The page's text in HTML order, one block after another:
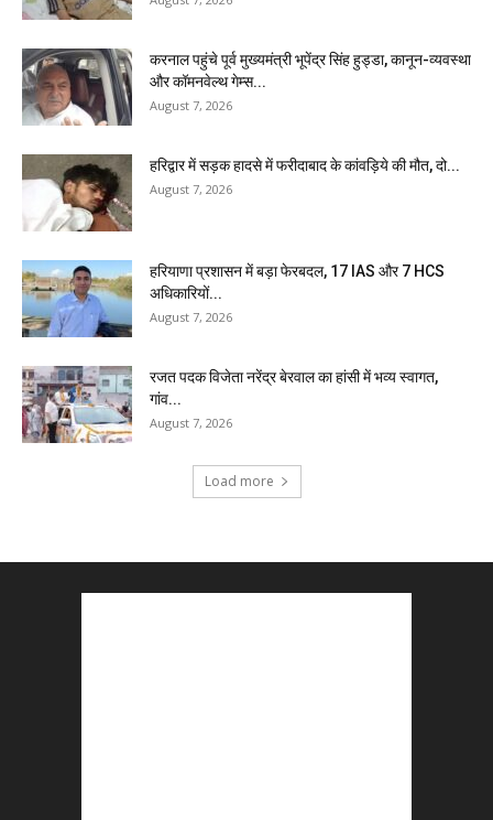
करनाल पहुंचे पूर्व मुख्यमंत्री भूपेंद्र सिंह हुड्डा, कानून-व्यवस्था
और कॉमनवेल्थ गेम्स...
August 7, 2026
हरिद्वार में सड़क हादसे में फरीदाबाद के कांवड़िये की मौत, दो...
August 7, 2026
हरियाणा प्रशासन में बड़ा फेरबदल, 17 IAS और 7 HCS
अधिकारियों...
August 7, 2026
रजत पदक विजेता नरेंद्र बेरवाल का हांसी में भव्य स्वागत,
गांव...
August 7, 2026
Load more